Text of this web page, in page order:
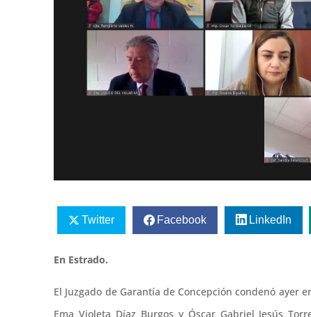
Twitter Facebook LinkedIn
En Estrado.
El Juzgado de Garantía de Concepción condenó ayer
Ema Violeta Díaz Burgos y Óscar Gabriel Jesús